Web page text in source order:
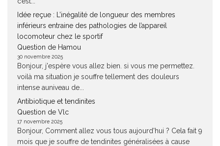
Idée reçue : L’inégalité de longueur des membres
inférieurs entraine des pathologies de l’appareil
locomoteur chez le sportif
Question de Hamou
30 novembre 2025
Bonjour, j'espère vous allez bien. si vous me permettez.
voilà ma situation je souffre tellement des douleurs
intense auniveau de...
Antibiotique et tendinites
Question de Vlc
17 novembre 2025
Bonjour, Comment allez vous tous aujourd'hui ? Cela fait 9
mois que je souffre de tendinites généralisées à cause